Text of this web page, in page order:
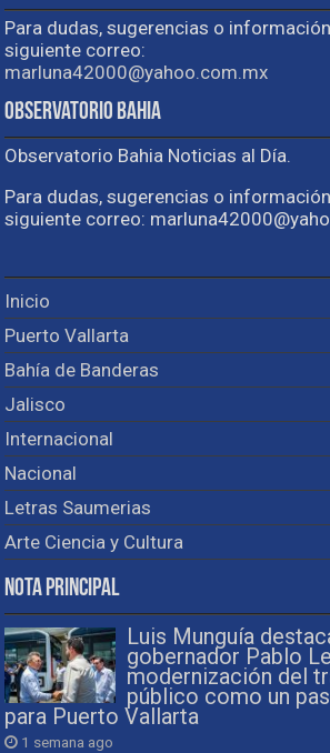
Para dudas, sugerencias o
siguiente correo:
marluna42000@yahoo.com.mx
Observatorio Bahia
Observatorio Bahia Noticias al Día.
Para dudas, sugerencias o
siguiente correo:
Inicio
Puerto Vallarta
Bahía de Banderas
Jalisco
Internacional
Nacional
Letras Saumerias
Arte Ciencia y Cultura
Nota Principal
Luis Munguía
gobernador Pablo
modernización del
público como un
para Puerto Vallarta
1 semana ago